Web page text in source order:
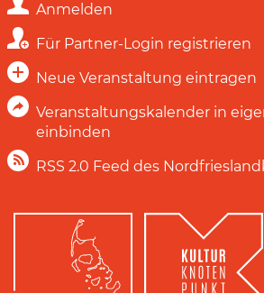
Anmelden
Für Partner-Login registrieren
Neue Veranstaltung eintragen
Veranstaltungskalender in
einbinden
RSS 2.0 Feed des